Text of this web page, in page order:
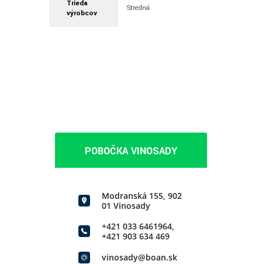
Trieda
výrobcov
Stredná
POBOČKA VINOSADY
Modranská 155, 902
01 Vinosady
+421 033 6461964,
+421 903 634 469
vinosady@boan.sk